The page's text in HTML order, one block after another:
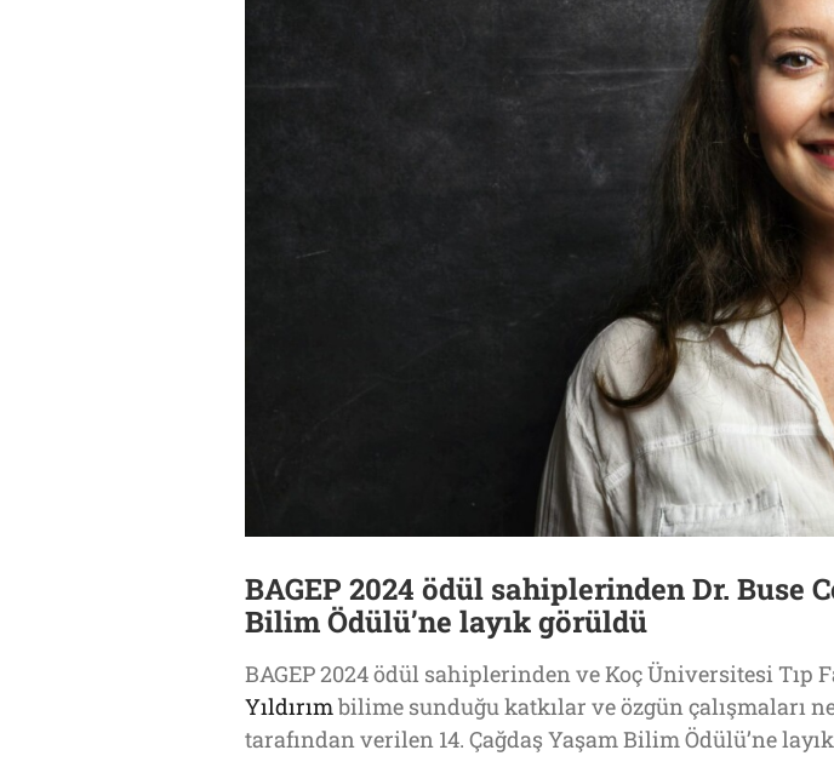
BAGEP 2024 ödül sahiplerinden Dr. Buse
Bilim Ödülü’ne layık görüldü
BAGEP 2024 ödül sahiplerinden ve Koç Üniversitesi
Yıldırımbilime sunduğu katkılar ve özgün çalışmaları
tarafından verilen 14. Çağdaş Yaşam Bilim Ödülü’ne